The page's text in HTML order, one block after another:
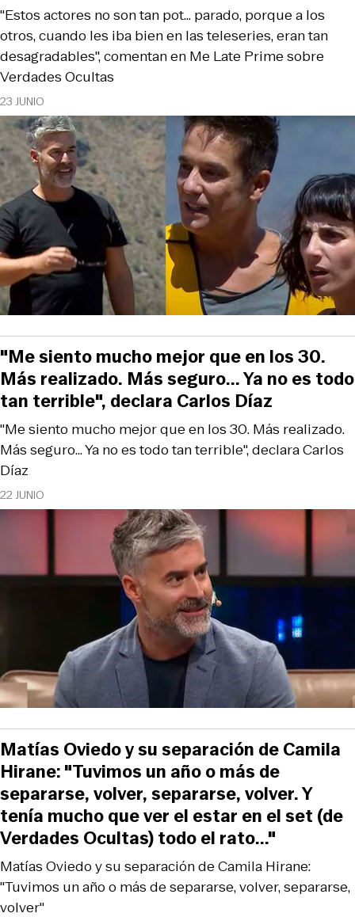
23 JUNIO
"Estos actores no son tan pot... parado, porque a los
otros, cuando les iba bien en las teleseries, eran tan
desagradables", comentan en Me Late Prime sobre
Verdades Ocultas
22 JUNIO
"Me siento mucho mejor que en los 30. Más realizado.
Más seguro... Ya no es todo tan terrible", declara Carlos
Díaz
"Me siento mucho mejor que en los 30.
Más realizado. Más seguro... Ya no es todo
tan terrible", declara Carlos Díaz
Matías Oviedo y su separación de Camila Hirane:
"Tuvimos un año o más de separarse, volver, separarse,
volver"
Matías Oviedo y su separación de Camila
Hirane: "Tuvimos un año o más de
separarse, volver, separarse, volver. Y
tenía mucho que ver el estar en el set (de
Verdades Ocultas) todo el rato..."